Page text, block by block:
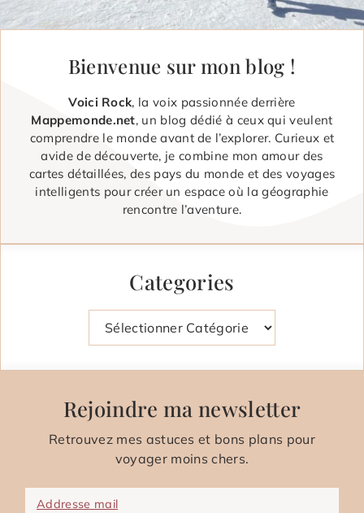
Bienvenue sur mon blog !
Voici Rock, la voix passionnée derrière
Mappemonde.net, un blog dédié à ceux qui veulent
comprendre le monde avant de l’explorer. Curieux et
avide de découverte, je combine mon amour des
cartes détaillées, des pays du monde et des voyages
intelligents pour créer un espace où la géographie
rencontre l’aventure.
Categories
Catégories
Rejoindre ma newsletter
Retrouvez mes astuces et bons plans pour
voyager moins chers.
Addresse mail